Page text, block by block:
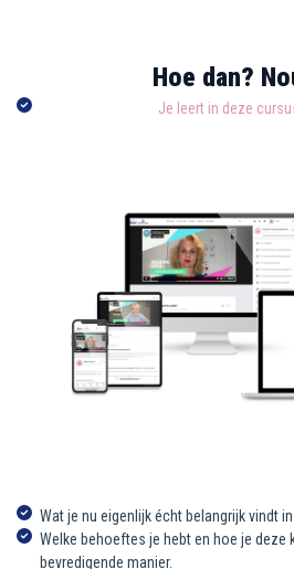
Hoe dan?
Je leert in deze
Wat je nu eigenlijk écht belangrijk vindt
Welke behoeftes je hebt en hoe je deze
bevredigende manier.